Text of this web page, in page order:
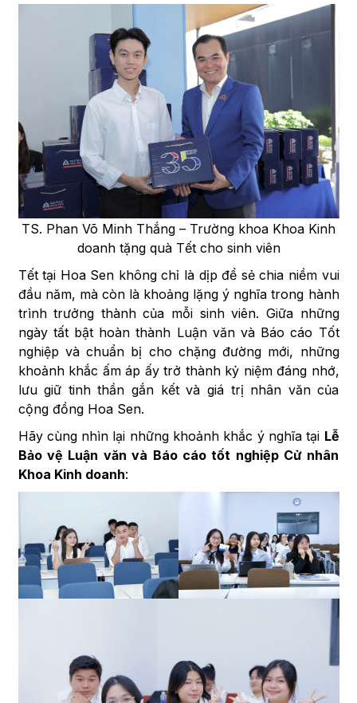
TS. Phan Võ Minh Thắng – Trường khoa Khoa Kinh
doanh tặng quà Tết cho sinh viên
Tết tại Hoa Sen không chỉ là dịp để sẻ chia niềm vui
đầu năm, mà còn là khoảng lặng ý nghĩa trong hành
trình trưởng thành của mỗi sinh viên. Giữa những
ngày tất bật hoàn thành Luận văn và Báo cáo Tốt
nghiệp và chuẩn bị cho chặng đường mới, những
khoảnh khắc ấm áp ấy trở thành kỷ niệm đáng nhớ,
lưu giữ tinh thần gắn kết và giá trị nhân văn của
cộng đồng Hoa Sen.
Hãy cùng nhìn lại những khoảnh khắc ý nghĩa tại Lễ
Bảo vệ Luận văn và Báo cáo tốt nghiệp Cử nhân
Khoa Kinh doanh: